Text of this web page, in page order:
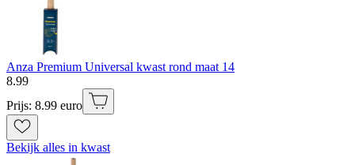
Anza Premium Universal kwast rond maat 14
8.99
Prijs: 8.99 euro
Bekijk alles in kwast